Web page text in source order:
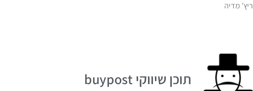
ריץ’ מדיה
תוכן שיווקי buypost